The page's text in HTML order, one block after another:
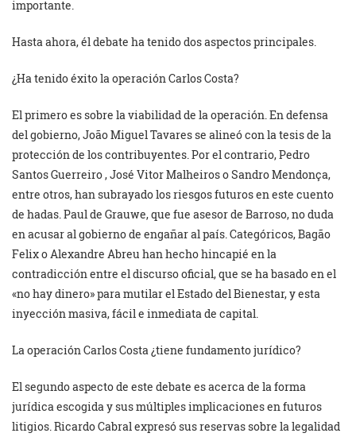
importante.
Hasta ahora, él debate ha tenido dos aspectos principales.
¿Ha tenido éxito la operación Carlos Costa?
El primero es sobre la viabilidad de la operación. En defensa
del gobierno, João Miguel Tavares se alineó con la tesis de la
protección de los contribuyentes. Por el contrario, Pedro
Santos Guerreiro , José Vitor Malheiros o Sandro Mendonça,
entre otros, han subrayado los riesgos futuros en este cuento
de hadas. Paul de Grauwe, que fue asesor de Barroso, no duda
en acusar al gobierno de engañar al país. Categóricos, Bagão
Felix o Alexandre Abreu han hecho hincapié en la
contradicción entre el discurso oficial, que se ha basado en el
«no hay dinero» para mutilar el Estado del Bienestar, y esta
inyección masiva, fácil e inmediata de capital.
La operación Carlos Costa ¿tiene fundamento jurídico?
El segundo aspecto de este debate es acerca de la forma
jurídica escogida y sus múltiples implicaciones en futuros
litigios. Ricardo Cabral expresó sus reservas sobre la legalidad